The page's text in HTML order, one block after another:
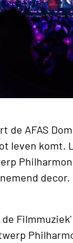
de AFAS
leven komt.
decor.
de